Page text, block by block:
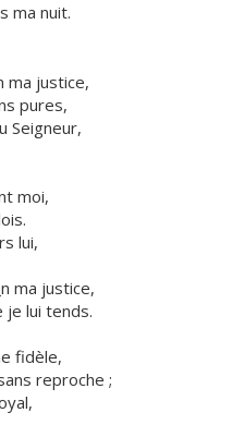
ma nuit.
ma justice,
pures,
Seigneur,
moi,
lui,
n ma justice,
je lui tends.
fidèle,
reproche ;